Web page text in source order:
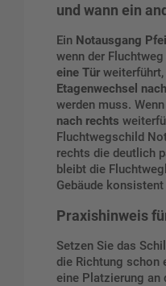
und wann ein
Ein Notausgang
wenn der Fluchtweg
eine Tür
Etagenwechsel
werden muss.
nach rechts
Fluchtwegschild
rechts die deutlich
bleibt die
Gebäude
Praxishinweis
Setzen Sie das
die Richtung schon
eine Platzierung an